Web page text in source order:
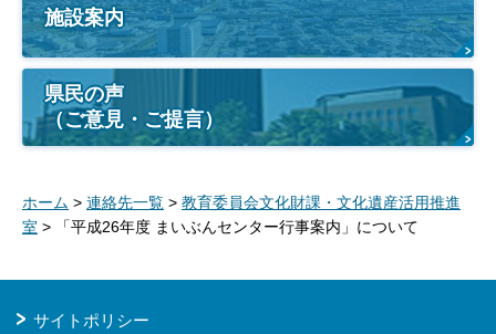
施設案内
県民の声
（ご意見・ご提言）
ホーム > 連絡先一覧 > 教育委員会文化財課・文化遺産活用推進
室 > 「平成26年度 まいぶんセンター行事案内」について
サイトポリシー